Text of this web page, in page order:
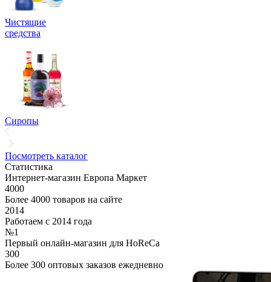
Чистящие
средства
Сиропы
Посмотреть каталог
Статистика
Интернет-магазин Европа Маркет
4000
Более 4000 товаров на сайте
2014
Работаем с 2014 года
№1
Первый онлайн-магазин для HoReCa
300
Более 300 оптовых заказов ежедневно